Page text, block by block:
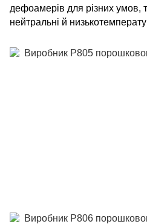
дефоамерів для різних умов,
нейтральні й